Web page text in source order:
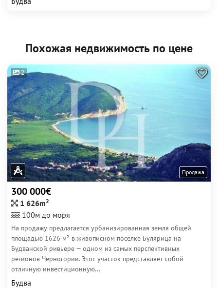
Похожая недвижимость по цене
2
Продажа
300 000€
1 626m2
100м до моря
На продажу предлагается урбанизированная земля общей
площадью 1626 м² в живописном поселке Булярица на
Будванской ривьере — одном из самых перспективных
регионов Черногории. Этот участок представляет собой
отличную инвестиционную...
Будва